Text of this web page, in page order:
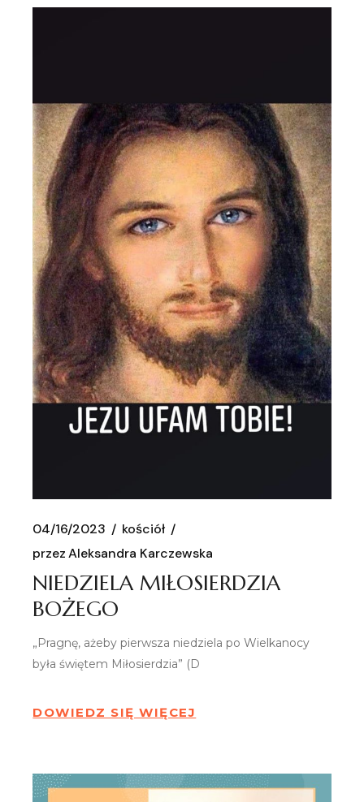
04/16/2023
kościół
przez Aleksandra Karczewska
NIEDZIELA MIŁOSIERDZIA
BOŻEGO
„Pragnę, ażeby pierwsza niedziela po Wielkanocy
była świętem Miłosierdzia” (D
DOWIEDZ SIĘ WIĘCEJ